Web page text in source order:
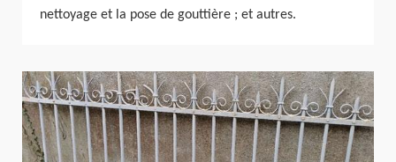
nettoyage et la pose de gouttière ; et autres.